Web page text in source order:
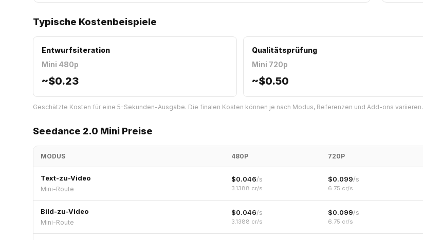
Typische Kostenbeispiele
Entwurfsiteration
Mini 480p
~$0.23
Qualitätsprüfung
Mini 720p
~$0.50
Geschätzte Kosten für eine 5-Sekunden-Ausgabe. Die finalen Kosten können je nach Modus, Referenzen und Add-ons variieren.
Seedance 2.0 Mini Preise
MODUS 480P 720P
Text-zu-Video
Mini-Route
$0.046/s
3.1388 cr/s
$0.099/s
6.75 cr/s
Bild-zu-Video
Mini-Route
$0.046/s
3.1388 cr/s
$0.099/s
6.75 cr/s